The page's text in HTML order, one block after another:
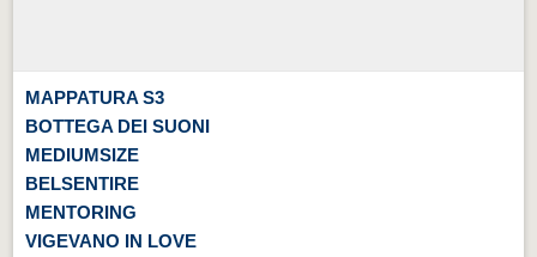
MAPPATURA S3
BOTTEGA DEI SUONI
MEDIUMSIZE
BELSENTIRE
MENTORING
VIGEVANO IN LOVE